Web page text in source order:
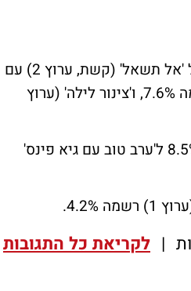
שידור חוזר של 'עבודה ערבית' (קשת, ערוץ 2) קיבל 13%' ושידור חוזר של 'אל תשאל' (קשת, ערוץ 2) עם
10.1%. 'היום שהיה' (ערוץ 10) קיבלה 7.9%, 'לילה כלכלי' (ערוץ 10) רשמה 7.6%, ו'צינור לילה' (ערוץ
'תכנית חיסכון' (חדשות 2) רשמה 11.5%, מול 8.5% ל'ערב טוב עם גיא פינס'
| לקריאת כל התגובות